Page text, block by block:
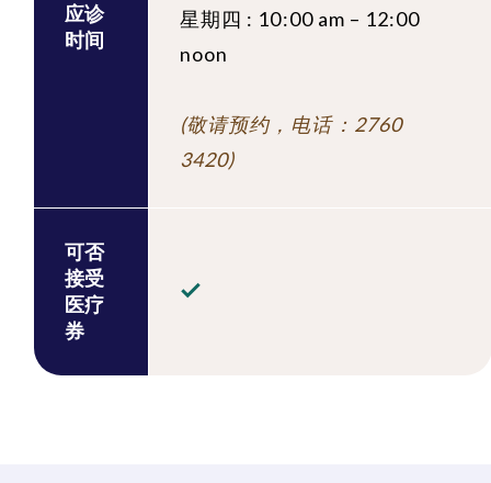
应诊
时间
星期四 : 10:00 am – 12:00
noon
(敬请预约，电话：2760
3420)
可否
接受
医疗
券